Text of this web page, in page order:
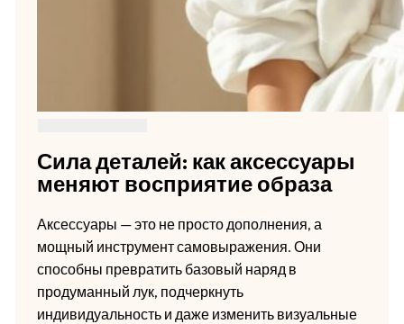
Сила деталей: как аксессуары
меняют восприятие образа
Аксессуары — это не просто дополнения, а
мощный инструмент самовыражения. Они
способны превратить базовый наряд в
продуманный лук, подчеркнуть
индивидуальность и даже изменить визуальные